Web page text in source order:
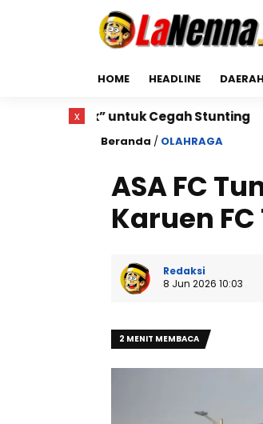
HOME HEADLINE DAERAH
untuk Cegah Stunting Sidrap Run
Beranda / OLAHRAGA
ASA FC
Karuen
Redaksi
8 Jun 2026 10:03
2 MENIT MEMBACA
x